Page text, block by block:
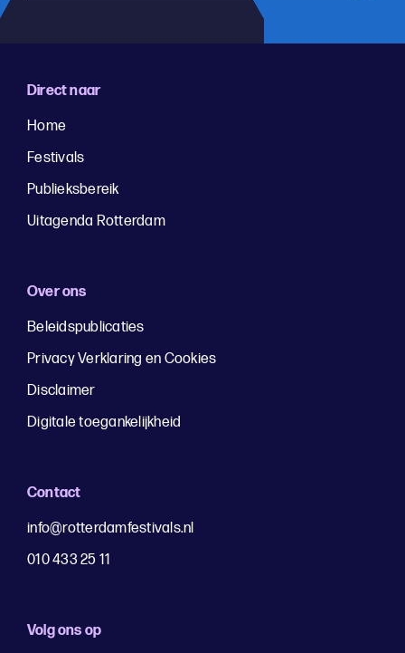
Direct naar
Home
Festivals
Publieksbereik
Uitagenda Rotterdam
Over ons
Beleidspublicaties
Privacy Verklaring en Cookies
Disclaimer
Digitale toegankelijkheid
Contact
info@rotterdamfestivals.nl
010 433 25 11
Volg ons op